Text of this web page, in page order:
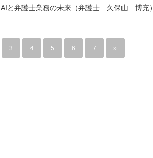
AIと弁護士業務の未来（弁護士 久保山 博充）
3 4 5 6 7 »